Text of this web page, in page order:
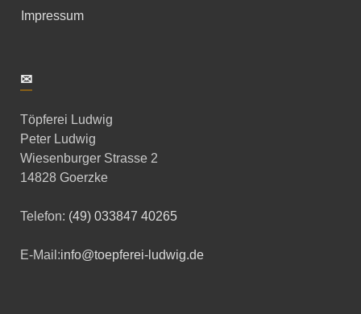
Impressum
✉
Töpferei Ludwig
Peter Ludwig
Wiesenburger Strasse 2
14828 Goerzke
Telefon: (49) 033847 40265
E-Mail:info@toepferei-ludwig.de